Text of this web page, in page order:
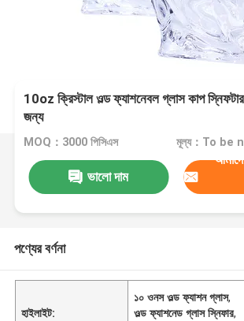
10oz ক্রিস্টাল ওল্ড ফ্যাশনেবল গ্লাস কাপ স্নিফটার
জন্য
MOQ：3000 পিসিএস মূল্য：To be
ভালো দাম
পণ্যের বর্ণনা
হাইলাইট:
১০ ওনস ওল্ড ফ্যাশন গ্লাস,
ওল্ড ফ্যাশনেড গ্লাস স্নিফার,